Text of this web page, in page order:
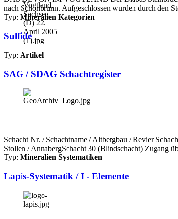
nach Schönbrunn. Aufgeschlossen wurden durch den
Typ: Mineralien Kategorien
Sulfide
Typ: Artikel
SAG / SDAG Schachtregister
Schacht Nr. / Schachtname / Altbergbau / Revier
Stollen / AnnabergSchacht 30 (Blindschacht) Zugang
Typ: Mineralien Systematiken
Lapis-Systematik / I - Elemente